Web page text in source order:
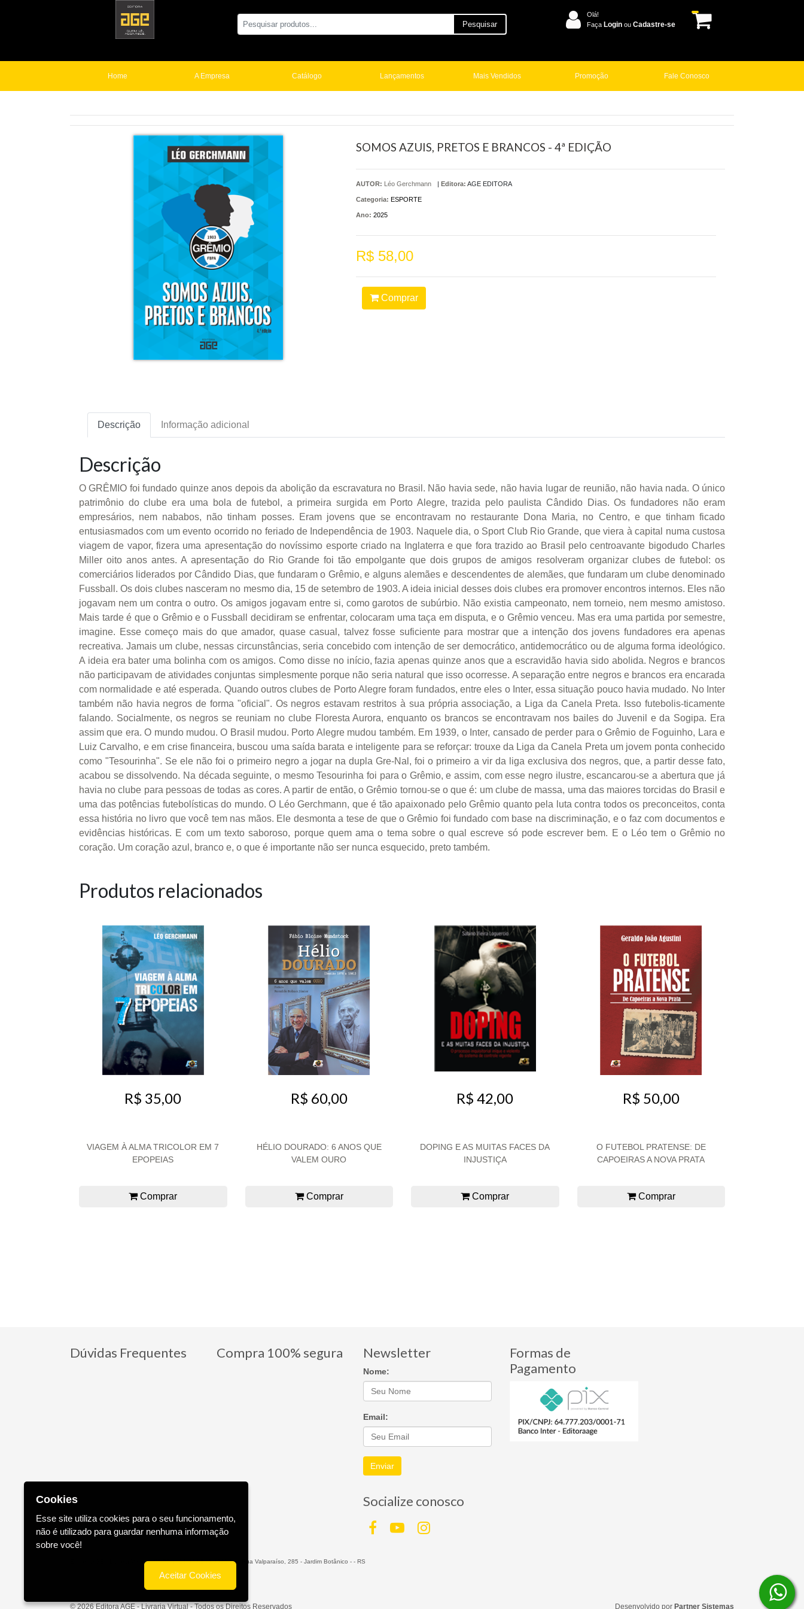
Pesquisar
Olá!
Faça Login ou Cadastre-se
Home A Empresa Catálogo Lançamentos Mais Vendidos Promoção Fale Conosco
SOMOS AZUIS, PRETOS E BRANCOS - 4ª EDIÇÃO
AUTOR: Léo Gerchmann | Editora: AGE EDITORA
Categoria: ESPORTE
Ano: 2025
R$ 58,00
Comprar
Descrição Informação adicional
Descrição
O GRÊMIO foi fundado quinze anos depois da abolição da escravatura no Brasil. Não havia sede, não havia lugar de reunião, não havia nada. O único
patrimônio do clube era uma bola de futebol, a primeira surgida em Porto Alegre, trazida pelo paulista Cândido Dias. Os fundadores não eram
empresários, nem nababos, não tinham posses. Eram jovens que se encontravam no restaurante Dona Maria, no Centro, e que tinham ficado
entusiasmados com um evento ocorrido no feriado de Independência de 1903. Naquele dia, o Sport Club Rio Grande, que viera à capital numa custosa
viagem de vapor, fizera uma apresentação do novíssimo esporte criado na Inglaterra e que fora trazido ao Brasil pelo centroavante bigodudo Charles
Miller oito anos antes. A apresentação do Rio Grande foi tão empolgante que dois grupos de amigos resolveram organizar clubes de futebol: os
comerciários liderados por Cândido Dias, que fundaram o Grêmio, e alguns alemães e descendentes de alemães, que fundaram um clube denominado
Fussball. Os dois clubes nasceram no mesmo dia, 15 de setembro de 1903. A ideia inicial desses dois clubes era promover encontros internos. Eles não
jogavam nem um contra o outro. Os amigos jogavam entre si, como garotos de subúrbio. Não existia campeonato, nem torneio, nem mesmo amistoso.
Mais tarde é que o Grêmio e o Fussball decidiram se enfrentar, colocaram uma taça em disputa, e o Grêmio venceu. Mas era uma partida por semestre,
imagine. Esse começo mais do que amador, quase casual, talvez fosse suficiente para mostrar que a intenção dos jovens fundadores era apenas
recreativa. Jamais um clube, nessas circunstâncias, seria concebido com intenção de ser democrático, antidemocrático ou de alguma forma ideológico.
A ideia era bater uma bolinha com os amigos. Como disse no início, fazia apenas quinze anos que a escravidão havia sido abolida. Negros e brancos
não participavam de atividades conjuntas simplesmente porque não seria natural que isso ocorresse. A separação entre negros e brancos era encarada
com normalidade e até esperada. Quando outros clubes de Porto Alegre foram fundados, entre eles o Inter, essa situação pouco havia mudado. No Inter
também não havia negros de forma "oficial". Os negros estavam restritos à sua própria associação, a Liga da Canela Preta. Isso futebolis-ticamente
falando. Socialmente, os negros se reuniam no clube Floresta Aurora, enquanto os brancos se encontravam nos bailes do Juvenil e da Sogipa. Era
assim que era. O mundo mudou. O Brasil mudou. Porto Alegre mudou também. Em 1939, o Inter, cansado de perder para o Grêmio de Foguinho, Lara e
Luiz Carvalho, e em crise financeira, buscou uma saída barata e inteligente para se reforçar: trouxe da Liga da Canela Preta um jovem ponta conhecido
como "Tesourinha". Se ele não foi o primeiro negro a jogar na dupla Gre-Nal, foi o primeiro a vir da liga exclusiva dos negros, que, a partir desse fato,
acabou se dissolvendo. Na década seguinte, o mesmo Tesourinha foi para o Grêmio, e assim, com esse negro ilustre, escancarou-se a abertura que já
havia no clube para pessoas de todas as cores. A partir de então, o Grêmio tornou-se o que é: um clube de massa, uma das maiores torcidas do Brasil e
uma das potências futebolísticas do mundo. O Léo Gerchmann, que é tão apaixonado pelo Grêmio quanto pela luta contra todos os preconceitos, conta
essa história no livro que você tem nas mãos. Ele desmonta a tese de que o Grêmio foi fundado com base na discriminação, e o faz com documentos e
evidências históricas. E com um texto saboroso, porque quem ama o tema sobre o qual escreve só pode escrever bem. E o Léo tem o Grêmio no
coração. Um coração azul, branco e, o que é importante não ser nunca esquecido, preto também.
Produtos relacionados
R$ 35,00
VIAGEM À ALMA TRICOLOR EM 7
EPOPEIAS
Comprar
R$ 60,00
HÉLIO DOURADO: 6 ANOS QUE
VALEM OURO
Comprar
R$ 42,00
DOPING E AS MUITAS FACES DA
INJUSTIÇA
Comprar
R$ 50,00
O FUTEBOL PRATENSE: DE
CAPOEIRAS A NOVA PRATA
Comprar
Dúvidas Frequentes Compra 100% segura Newsletter
Nome:
Email:
Enviar
Socialize conosco
Formas de
Pagamento
Editora AGE - Livraria Virtual - CNPJ n° 13.099.540/0001-16 - Rua Valparaíso, 285 - Jardim Botânico - - RS
© 2026 Editora AGE - Livraria Virtual - Todos os Direitos Reservados Desenvolvido por Partner Sistemas
Cookies
Esse site utiliza cookies para o seu funcionamento,
não é utilizado para guardar nenhuma informação
sobre você!
Aceitar Cookies